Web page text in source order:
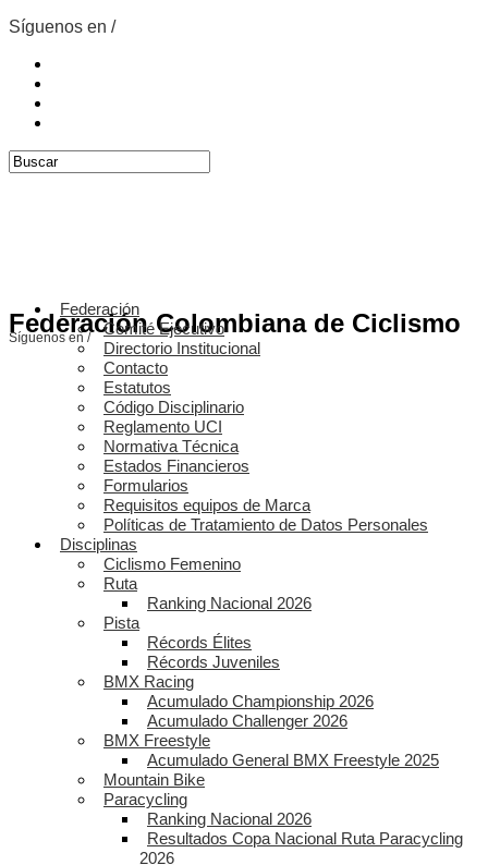
Síguenos en /
Federación Colombiana de Ciclismo
Síguenos en /
Federación
Comité Ejecutivo
Directorio Institucional
Contacto
Estatutos
Código Disciplinario
Reglamento UCI
Normativa Técnica
Estados Financieros
Formularios
Requisitos equipos de Marca
Políticas de Tratamiento de Datos Personales
Disciplinas
Ciclismo Femenino
Ruta
Ranking Nacional 2026
Pista
Récords Élites
Récords Juveniles
BMX Racing
Acumulado Championship 2026
Acumulado Challenger 2026
BMX Freestyle
Acumulado General BMX Freestyle 2025
Mountain Bike
Paracycling
Ranking Nacional 2026
Resultados Copa Nacional Ruta Paracycling
2026